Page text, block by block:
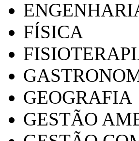
FÍSICA
GEOGRAFIA
GESTÃO